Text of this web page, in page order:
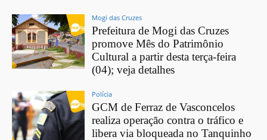
Mogi das Cruzes
Prefeitura de Mogi das Cruzes
promove Mês do Patrimônio
Cultural a partir desta terça-feira
(04); veja detalhes
Polícia
GCM de Ferraz de Vasconcelos
realiza operação contra o tráfico e
libera via bloqueada no Tanquinho